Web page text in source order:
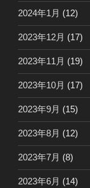
2024年1月 (12)
2023年12月 (17)
2023年11月 (19)
2023年10月 (17)
2023年9月 (15)
2023年8月 (12)
2023年7月 (8)
2023年6月 (14)